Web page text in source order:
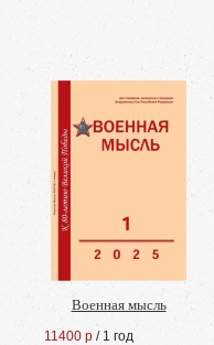
Военная мысль
11400 р / 1 год